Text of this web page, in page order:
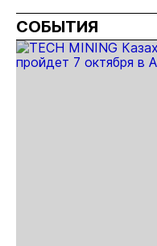
кг золота и
серебра на
Урале
СОБЫТИЯ